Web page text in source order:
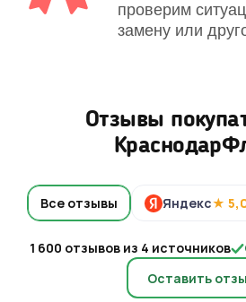
проверим
замену или
Отзывы
Все отзывы Яндекс★
1 600 отзывов из 4 источников
Оставить